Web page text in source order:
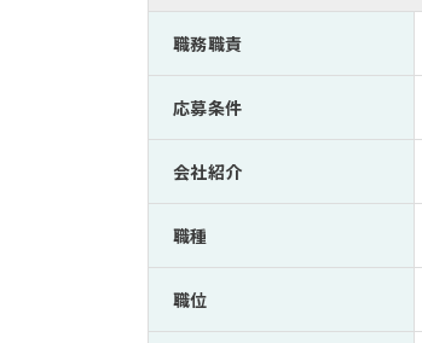
職務職責
応募条件
会社紹介
職種
職位